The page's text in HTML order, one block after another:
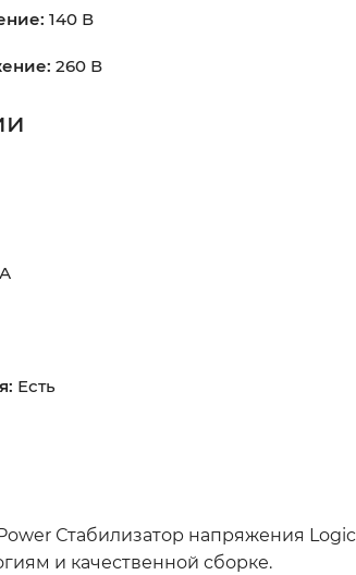
140 В
260 В
Есть
Стабилизатор напряжения
и качественной сборке.